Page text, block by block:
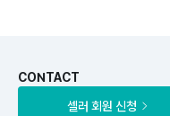
CONTACT
셀러 회원 신청